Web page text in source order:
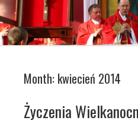
Month: kwiecień 2014
Życzenia